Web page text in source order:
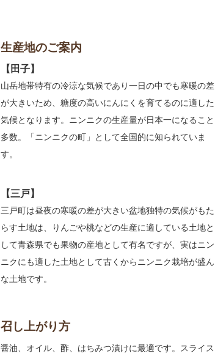
生産地のご案内
【田子】
山岳地帯特有の冷涼な気候であり一日の中でも寒暖の差
が大きいため、糖度の高いにんにくを育てるのに適した
気候となります。ニンニクの生産量が日本一になること
多数。「ニンニクの町」として全国的に知られていま
す。
【三戸】
三戸町は昼夜の寒暖の差が大きい盆地独特の気候がもた
らす土地は、りんごや桃などの生産に適している土地と
して青森県でも果物の産地として有名ですが、実はニン
ニクにも適した土地として古くからニンニク栽培が盛ん
な土地です。
召し上がり方
醤油、オイル、酢、はちみつ漬けに最適です。スライス